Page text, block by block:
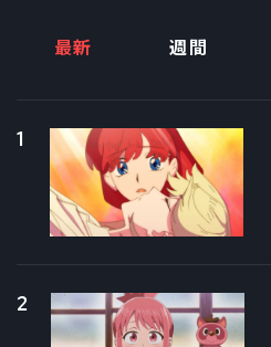
最新 週間
1
2